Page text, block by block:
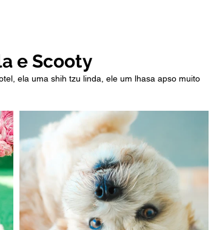
e Scooty
ela uma shih tzu linda, ele um lhasa apso muito